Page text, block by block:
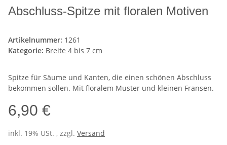
Abschluss-Spitze mit floralen Motiven
Artikelnummer: 1261
Kategorie: Breite 4 bis 7 cm
Spitze für Säume und Kanten, die einen schönen Abschluss
bekommen sollen. Mit floralem Muster und kleinen Fransen.
6,90 €
inkl. 19% USt. , zzgl. Versand